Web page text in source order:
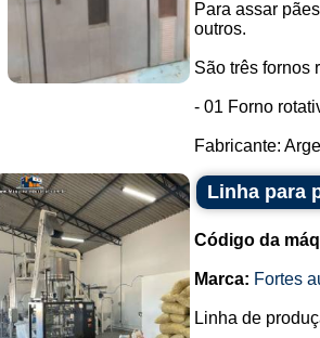
Para assar
outros.
São três fornos
- 01 Forno
Fabricante:
Linha para
Código da
Marca: Fortes
Linha de